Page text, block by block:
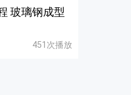
玻璃钢成型
451次播放